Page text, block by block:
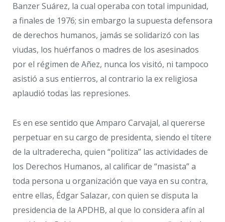
Banzer Suárez, la cual operaba con total impunidad,
a finales de 1976; sin embargo la supuesta defensora
de derechos humanos, jamás se solidarizó con las
viudas, los huérfanos o madres de los asesinados
por el régimen de Añez, nunca los visitó, ni tampoco
asistió a sus entierros, al contrario la ex religiosa
aplaudió todas las represiones.
Es en ese sentido que Amparo Carvajal, al quererse
perpetuar en su cargo de presidenta, siendo el títere
de la ultraderecha, quien “politiza” las actividades de
los Derechos Humanos, al calificar de “masista” a
toda persona u organización que vaya en su contra,
entre ellas, Édgar Salazar, con quien se disputa la
presidencia de la APDHB, al que lo considera afín al